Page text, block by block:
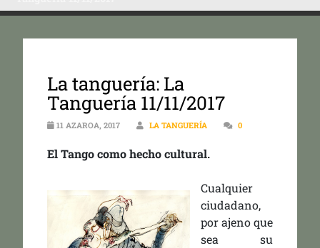
La tanguería: La
Tanguería 11/11/2017
11 AZAROA, 2017 LA TANGUERÍA 0
El Tango como hecho cultural.
Cualquier
ciudadano,
por ajeno que
sea su